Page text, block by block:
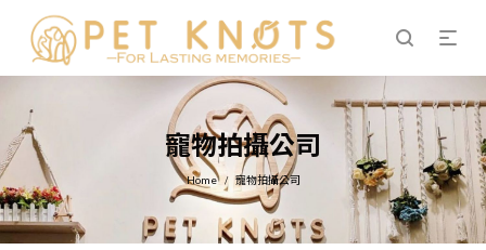
寵物拍攝公司
Home / 寵物拍攝公司